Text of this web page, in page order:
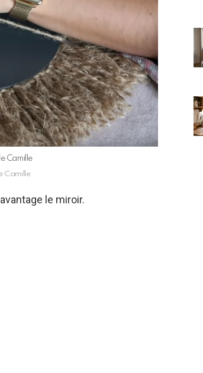
Camille
Camille
le miroir.